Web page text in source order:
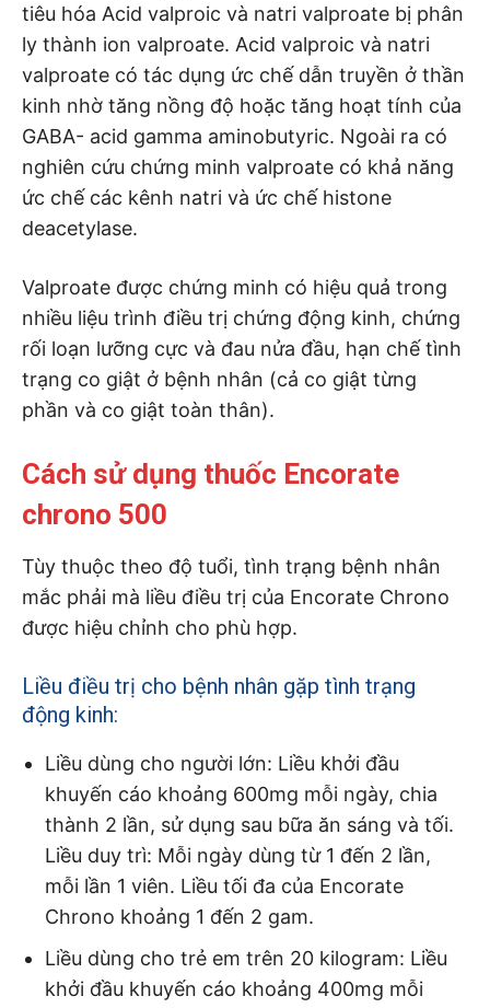
tiêu hóa Acid valproic và natri valproate bị phân
ly thành ion valproate. Acid valproic và natri
valproate có tác dụng ức chế dẫn truyền ở thần
kinh nhờ tăng nồng độ hoặc tăng hoạt tính của
GABA- acid gamma aminobutyric. Ngoài ra có
nghiên cứu chứng minh valproate có khả năng
ức chế các kênh natri và ức chế histone
deacetylase.
Valproate được chứng minh có hiệu quả trong
nhiều liệu trình điều trị chứng động kinh, chứng
rối loạn lưỡng cực và đau nửa đầu, hạn chế tình
trạng co giật ở bệnh nhân (cả co giật từng
phần và co giật toàn thân).
Cách sử dụng thuốc Encorate
chrono 500
Tùy thuộc theo độ tuổi, tình trạng bệnh nhân
mắc phải mà liều điều trị của Encorate Chrono
được hiệu chỉnh cho phù hợp.
Liều điều trị cho bệnh nhân gặp tình trạng
động kinh:
Liều dùng cho người lớn: Liều khởi đầu
khuyến cáo khoảng 600mg mỗi ngày, chia
thành 2 lần, sử dụng sau bữa ăn sáng và tối.
Liều duy trì: Mỗi ngày dùng từ 1 đến 2 lần,
mỗi lần 1 viên. Liều tối đa của Encorate
Chrono khoảng 1 đến 2 gam.
Liều dùng cho trẻ em trên 20 kilogram: Liều
khởi đầu khuyến cáo khoảng 400mg mỗi